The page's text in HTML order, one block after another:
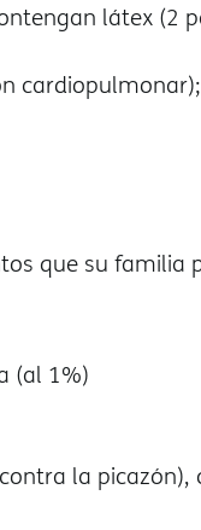
látex (2
que su familia
(al 1%)
la picazón),